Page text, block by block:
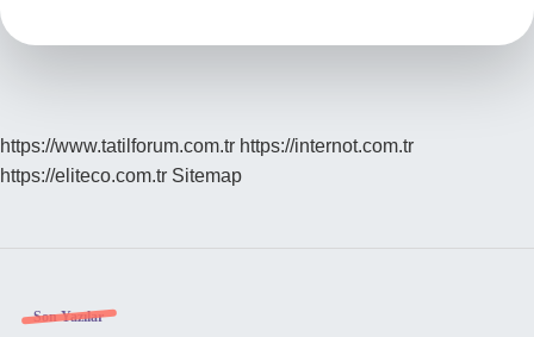
https://www.tatilforum.com.tr https://internot.com.tr
https://eliteco.com.tr Sitemap
Son Yazılar